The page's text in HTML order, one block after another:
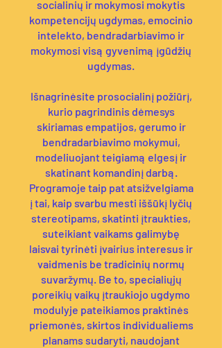
socialinių ir mokymosi mokytis
kompetencijų ugdymas, emocinio
intelekto, bendradarbiavimo ir
mokymosi visą gyvenimą įgūdžių
ugdymas.
Išnagrinėsite prosocialinį požiūrį,
kurio pagrindinis dėmesys
skiriamas empatijos, gerumo ir
bendradarbiavimo mokymui,
modeliuojant teigiamą elgesį ir
skatinant komandinį darbą.
Programoje taip pat atsižvelgiama
į tai, kaip svarbu mesti iššūkį lyčių
stereotipams, skatinti įtraukties,
suteikiant vaikams galimybę
laisvai tyrinėti įvairius interesus ir
vaidmenis be tradicinių normų
suvaržymų. Be to, specialiųjų
poreikių vaikų įtraukiojo ugdymo
modulyje pateikiamos praktinės
priemonės, skirtos individualiems
planams sudaryti, naudojant